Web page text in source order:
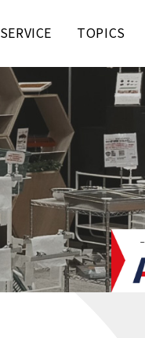
SERVICE TOPICS